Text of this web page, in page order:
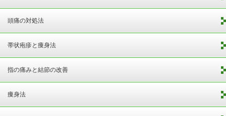
頭痛の対処法
帯状疱疹と痩身法
指の痛みと結節の改善
痩身法